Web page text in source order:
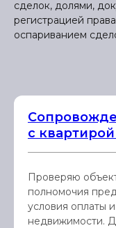
сделок, долями,
регистрацией
оспариванием
с
Проверяю
полномочия
условия оплаты
недвижимости.